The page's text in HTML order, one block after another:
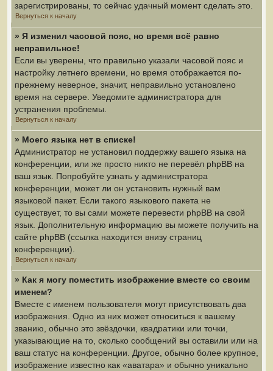
зарегистрированы, то сейчас удачный момент сделать это.
Вернуться к началу
» Я изменил часовой пояс, но время всё равно
неправильное!
Если вы уверены, что правильно указали часовой пояс и
настройку летнего времени, но время отображается по-
прежнему неверное, значит, неправильно установлено
время на сервере. Уведомите администратора для
устранения проблемы.
Вернуться к началу
» Моего языка нет в списке!
Администратор не установил поддержку вашего языка на
конференции, или же просто никто не перевёл phpBB на
ваш язык. Попробуйте узнать у администратора
конференции, может ли он установить нужный вам
языковой пакет. Если такого языкового пакета не
существует, то вы сами можете перевести phpBB на свой
язык. Дополнительную информацию вы можете получить на
сайте phpBB (ссылка находится внизу страниц
конференции).
Вернуться к началу
» Как я могу поместить изображение вместе со своим
именем?
Вместе с именем пользователя могут присутствовать два
изображения. Одно из них может относиться к вашему
званию, обычно это звёздочки, квадратики или точки,
указывающие на то, сколько сообщений вы оставили или на
ваш статус на конференции. Другое, обычно более крупное,
изображение известно как «аватара» и обычно уникально